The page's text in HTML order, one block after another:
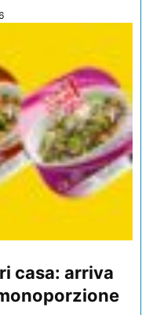
casa: arriva